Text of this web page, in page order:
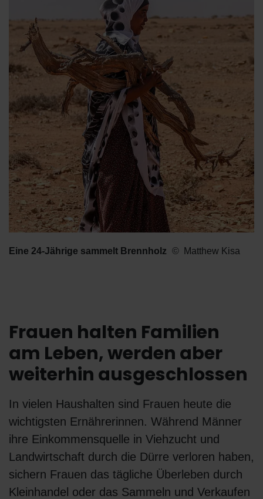
Eine 24-Jährige sammelt Brennholz Matthew Kisa
Frauen halten Familien
am Leben, werden aber
weiterhin ausgeschlossen
In vielen Haushalten sind Frauen heute die
wichtigsten Ernährerinnen. Während Männer
ihre Einkommensquelle in Viehzucht und
Landwirtschaft durch die Dürre verloren haben,
sichern Frauen das tägliche Überleben durch
Kleinhandel oder das Sammeln und Verkaufen